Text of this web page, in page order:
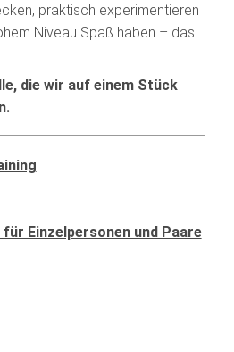
praktisch experimentieren
Niveau Spaß haben – das
die wir auf einem Stück
Einzelpersonen und Paare